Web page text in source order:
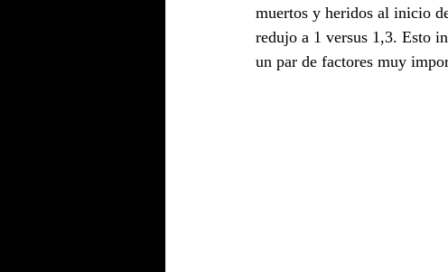
muertos y heridos al inicio
redujo a 1 versus 1,3. Esto
un par de factores muy